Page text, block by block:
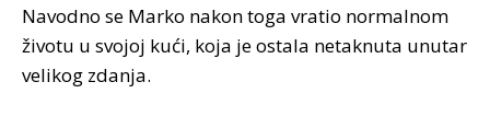
Navodno se Marko nakon toga vratio normalnom
životu u svojoj kući, koja je ostala netaknuta unutar
velikog zdanja.